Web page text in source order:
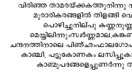
വിരിഞ്ഞ
മുരാരികരങ്ങളിൽ
പൊഴിച്ചുനില്പു കണ്ണനുണ്ണി ധരിച്ചുകാണ്മു
ചന്ദനത്തിനാലെ പിഞ്ഛംഫാലഗോപി,
കാഞ്ചി, പട്ടുകോണകം
കാണ്മുപദങ്ങളെപ്പുണർന്നു